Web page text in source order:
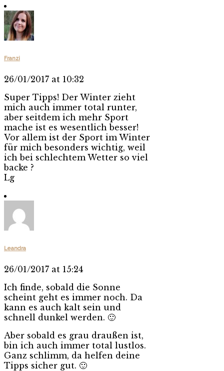
Franzi
26/01/2017 at 10:32
Super Tipps! Der Winter zieht
mich auch immer total runter,
aber seitdem ich mehr Sport
mache ist es wesentlich besser!
Vor allem ist der Sport im Winter
für mich besonders wichtig, weil
ich bei schlechtem Wetter so viel
backe ?
Lg
Leandra
26/01/2017 at 15:24
Ich finde, sobald die Sonne
scheint geht es immer noch. Da
kann es auch kalt sein und
schnell dunkel werden. 🙂
Aber sobald es grau draußen ist,
bin ich auch immer total lustlos.
Ganz schlimm, da helfen deine
Tipps sicher gut. 🙂